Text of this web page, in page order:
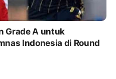
Grade A untuk
Indonesia di Round